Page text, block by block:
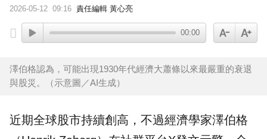
2026-05-12 09:16 責任編輯 黃心亮
00:00
澤伯格認為，可能出現1930年代經濟大蕭條以來最嚴重的衰退
與股災。（示意圖／AI生成）
近期全球股市持續創高，不過經濟學家澤伯格